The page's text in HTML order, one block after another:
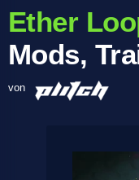
Ether
Mods,
von